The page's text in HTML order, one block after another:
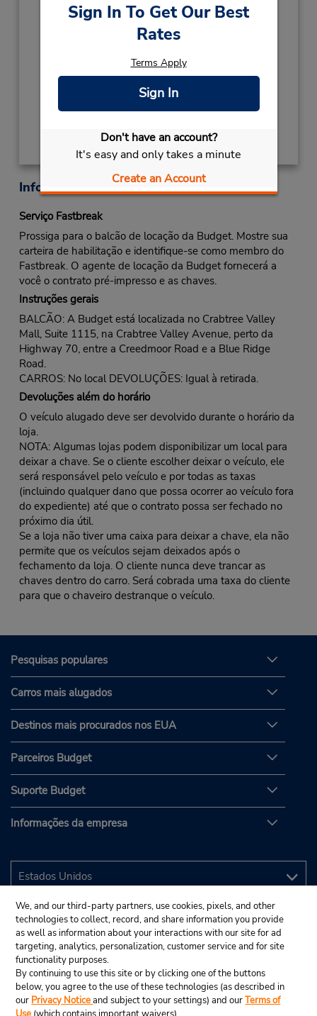
Sign In To Get Our Best
Rates
Terms Apply
Sign In
Don't have an account?
It's easy and only takes a minute
Create an Account
Local de entrega das chaves
Obter instruções de caminho
Informações sobre a loja
Serviço Fastbreak
Prossiga para o balcão de locação da Budget. Mostre sua
carteira de habilitação e identifique-se como membro do
Fastbreak. O agente de locação da Budget fornecerá a
você o contrato pré-impresso e as chaves.
Instruções gerais
BALCÃO: A Budget está localizada no Crabtree Valley
Mall, Suite 1115, na Crabtree Valley Avenue, perto da
Highway 70, entre a Creedmoor Road e a Blue Ridge
Road.
CARROS: No local DEVOLUÇÕES: Igual à retirada.
Devoluções além do horário
O veículo alugado deve ser devolvido durante o horário da
loja.
NOTA: Algumas lojas podem disponibilizar um local para
deixar a chave. Se o cliente escolher deixar o veículo, ele
será responsável pelo veículo e por todas as taxas
(incluindo qualquer dano que possa ocorrer ao veículo fora
do expediente) até que o contrato possa ser fechado no
próximo dia útil.
Se a loja não tiver uma caixa para deixar a chave, ela não
permite que os veículos sejam deixados após o
fechamento da loja. O cliente nunca deve trancar as
chaves dentro do carro. Será cobrada uma taxa do cliente
para que o chaveiro destranque o veículo.
Pesquisas populares
Carros mais alugados
Destinos mais procurados nos EUA
Parceiros Budget
Suporte Budget
Informações da empresa
We, and our third-party partners, use cookies, pixels, and other
technologies to collect, record, and share information you provide
as well as information about your interactions with our site for ad
targeting, analytics, personalization, customer service and for site
functionality purposes.
By continuing to use this site or by clicking one of the buttons
below, you agree to the use of these technologies (as described in
our Privacy Noticeand subject to your settings) and ourTerms of